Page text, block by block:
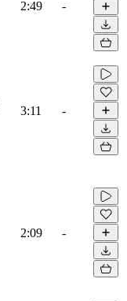
2:49 -
3:11 -
2:09 -